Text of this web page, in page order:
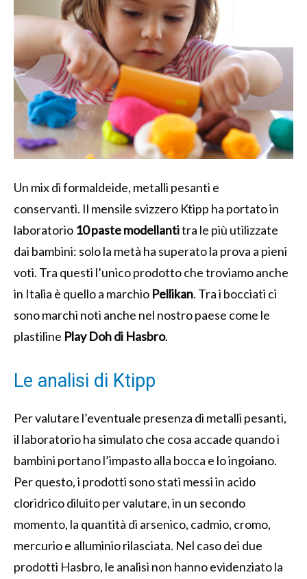
Un mix di formaldeide, metalli pesanti e
conservanti. Il mensile svizzero Ktipp ha portato in
laboratorio 10 paste modellantitra le più utilizzate
dai bambini: solo la metà ha superato la prova a pieni
voti. Tra questi l’unico prodotto che troviamo anche
in Italia è quello a marchio Pellikan. Tra i bocciati ci
sono marchi noti anche nel nostro paese come le
plastiline Play Doh di Hasbro.
Le analisi di Ktipp
Per valutare l’eventuale presenza di metalli pesanti,
il laboratorio ha simulato che cosa accade quando i
bambini portano l’impasto alla bocca e lo ingoiano.
Per questo, i prodotti sono stati messi in acido
cloridrico diluito per valutare, in un secondo
momento, la quantità di arsenico, cadmio, cromo,
mercurio e alluminio rilasciata. Nel caso dei due
prodotti Hasbro, le analisi non hanno evidenziato la